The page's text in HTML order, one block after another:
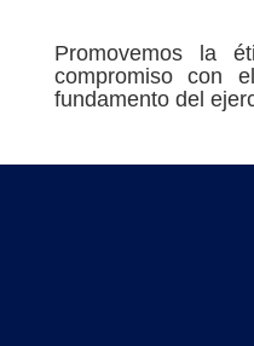
Promovemos la
compromiso con
fundamento del